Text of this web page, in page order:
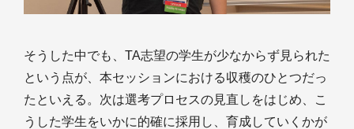
そうした中でも、TA志望の学生が少なからず見られた
という点が、本セッションにおける収穫のひとつだっ
たといえる。次は選考プロセスの見直しをはじめ、こ
うした学生をいかに的確に採用し、育成していくかが